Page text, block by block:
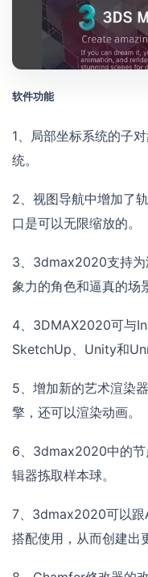
软件功能
1、局部坐标系统的子
统。
2、视图导航中增加了
口是可以无限缩放的。
3、3dmax2020支持为
象力的角色和逼真的场
4、3DMAX2020可与
SketchUp、Unity和
5、增加新的艺术渲染
擎，还可以渲染动画。
6、3dmax2020中的节
辑器拣取样本球。
7、3dmax2020可以跟
搭配使用，从而创建出